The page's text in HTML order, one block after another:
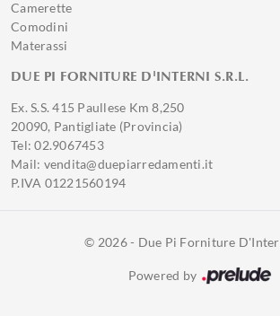
Camerette
Comodini
Materassi
DUE PI FORNITURE D'INTERNI S.R.L.
Ex. S.S. 415 Paullese Km 8,250
20090, Pantigliate (Provincia)
Tel: 02.9067453
Mail: vendita@duepiarredamenti.it
P.IVA 01221560194
© 2026 - Due Pi Forniture
Powered by